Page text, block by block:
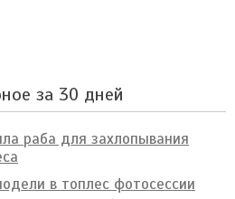
за 30 дней
раба для захлопывания
в топлес фотосессии